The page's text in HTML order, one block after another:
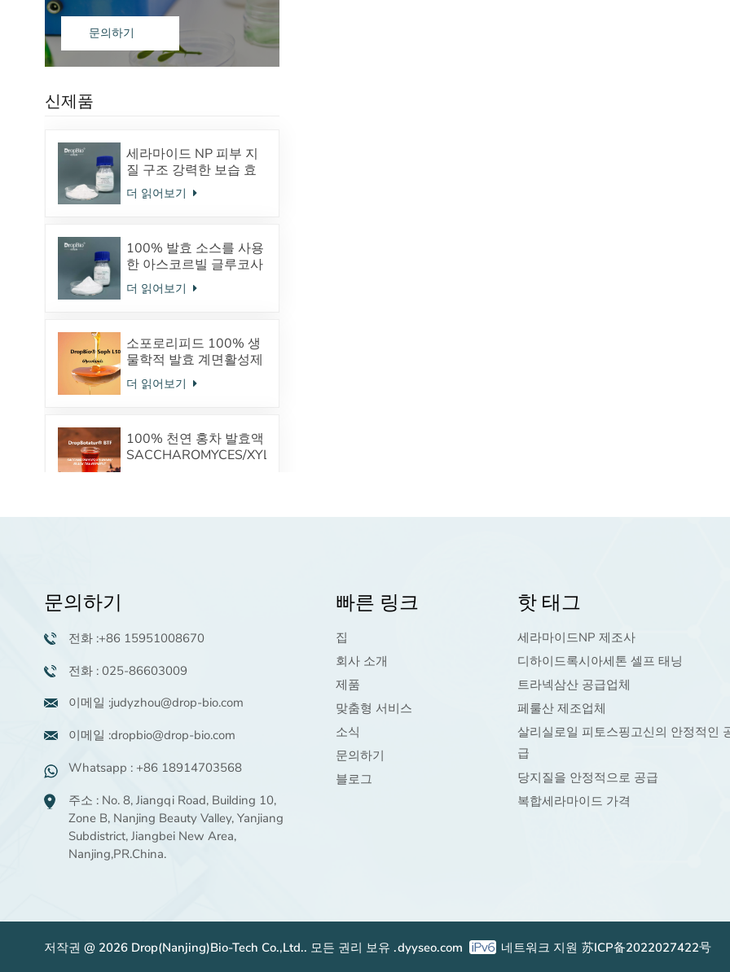
문의하기
신제품
세라마이드 NP 피부 지
질 구조 강력한 보습 효
과
더 읽어보기
100% 발효 소스를 사용
한 아스코르빌 글루코사
이드 안정적인 VC 유도
체
더 읽어보기
소포로리피드 100% 생
물학적 발효 계면활성제
안전한 화장품 원료 공
급업체
더 읽어보기
100% 천연 홍차 발효액
SACCHAROMYCES/XYLINUM/BLACK
팔미토일펜타펩타이
드-4 생리활성 펩타이드
화장품 성분 98.0% 파
우더 공급업체
더 읽어보기
출물 중국 지역적 특성
더 읽어보기
만델릭산 민감한 근육의
여드름을 제거할 수 있
는 저분자산 α-하이드록
더 읽어보기
문의하기
전화 :+86 15951008670
전화 : 025-86603009
이메일 :judyzhou@drop-bio.com
이메일 :dropbio@drop-bio.com
Whatsapp : +86 18914703568
주소 : No. 8, Jiangqi Road, Building 10,
Zone B, Nanjing Beauty Valley, Yanjiang
Subdistrict, Jiangbei New Area,
Nanjing,PR.China.
빠른 링크
집
회사 소개
제품
맞춤형 서비스
소식
문의하기
블로그
핫 태그
세라마이드NP 제조사
디하이드록시아세톤 셀프 태닝
트라넥삼산 공급업체
페룰산 제조업체
살리실로일 피토스핑고신의 안정적인
급
당지질을 안정적으로 공급
복합세라마이드 가격
저작권 @ 2026 Drop(Nanjing)Bio-Tech Co.,Ltd.. 모든 권리 보유 .dyyseo.com 네트워크 지원 苏ICP备2022027422号